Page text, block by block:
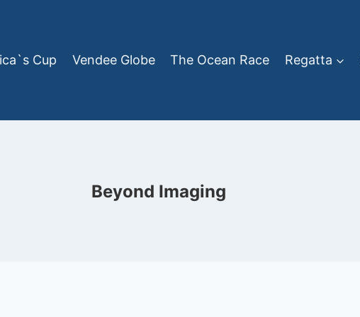
Cup Vendee Globe The Ocean Race Regatta
Beyond Imaging